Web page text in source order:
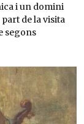
i un domini
de la visita
segons